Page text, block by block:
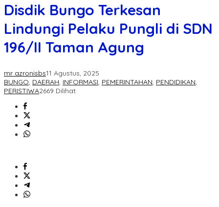
Disdik Bungo Terkesan
Lindungi Pelaku Pungli di SDN
196/II Taman Agung
mr azronisbs11 Agustus, 2025
BUNGO, DAERAH, INFORMASI, PEMERINTAHAN, PENDIDIKAN,
PERISTIWA2669 Dilihat